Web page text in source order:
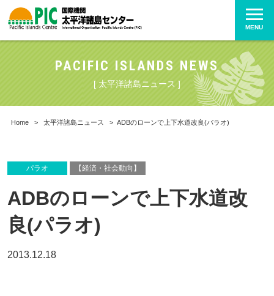
MENU
PACIFIC ISLANDS NEWS
[ 太平洋諸島ニュース ]
Home > 太平洋諸島ニュース > ADBのローンで上下水道改良(パラオ)
パラオ 【経済・社会動向】
ADBのローンで上下水道改
良(パラオ)
2013.12.18